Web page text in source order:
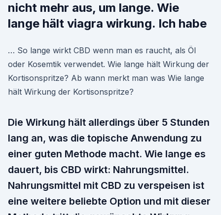
nicht mehr aus, um lange. Wie
lange hält viagra wirkung. Ich habe
… So lange wirkt CBD wenn man es raucht, als Öl
oder Kosemtik verwendet. Wie lange hält Wirkung der
Kortisonspritze? Ab wann merkt man was Wie lange
hält Wirkung der Kortisonspritze?
Die Wirkung hält allerdings über 5 Stunden
lang an, was die topische Anwendung zu
einer guten Methode macht. Wie lange es
dauert, bis CBD wirkt: Nahrungsmittel.
Nahrungsmittel mit CBD zu verspeisen ist
eine weitere beliebte Option und mit dieser